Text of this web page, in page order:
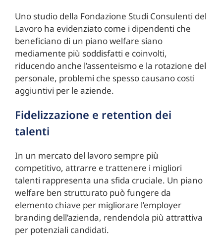
Uno studio della Fondazione Studi Consulenti del
Lavoro ha evidenziato come i dipendenti che
beneficiano di un piano welfare siano
mediamente più soddisfatti e coinvolti,
riducendo anche l’assenteismo e la rotazione del
personale, problemi che spesso causano costi
aggiuntivi per le aziende.
Fidelizzazione e retention dei
talenti
In un mercato del lavoro sempre più
competitivo, attrarre e trattenere i migliori
talenti rappresenta una sfida cruciale. Un piano
welfare ben strutturato può fungere da
elemento chiave per migliorare l’employer
branding dell’azienda, rendendola più attrattiva
per potenziali candidati.